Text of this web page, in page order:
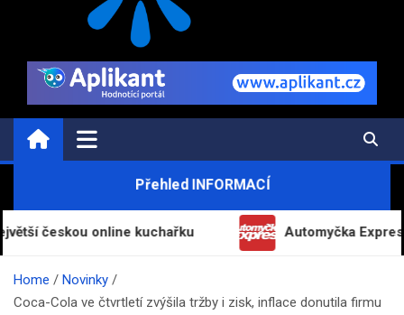
INFORMAČNÍ-ZPRAVODAJ.CZ
Informace a zpravodajství on-line
Přehled INFORMACÍ
online kuchařku Automyčka Express slaví
Home
Novinky
Coca-Cola ve čtvrtletí zvýšila tržby i zisk, inflace donutila firmu